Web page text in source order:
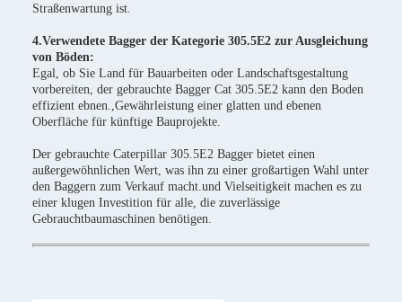
Straßenwartung ist.
4.Verwendete Bagger der Kategorie 305.5E2 zur Ausgleichung
von Böden:
Egal, ob Sie Land für Bauarbeiten oder Landschaftsgestaltung
vorbereiten, der gebrauchte Bagger Cat 305.5E2 kann den Boden
effizient ebnen.,Gewährleistung einer glatten und ebenen
Oberfläche für künftige Bauprojekte.
Der gebrauchte Caterpillar 305.5E2 Bagger bietet einen
außergewöhnlichen Wert, was ihn zu einer großartigen Wahl unter
den Baggern zum Verkauf macht.und Vielseitigkeit machen es zu
einer klugen Investition für alle, die zuverlässige
Gebrauchtbaumaschinen benötigen.